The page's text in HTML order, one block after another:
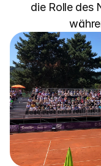
die Rolle des